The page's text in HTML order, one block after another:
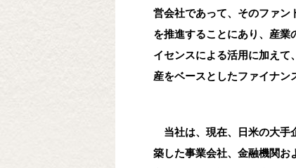
営会社であって、そのファン
を推進することにあり、産業
イセンスによる活用に加えて
産をベースとしたファイナン
当社は、現在、日米の大手
築した事業会社、金融機関お